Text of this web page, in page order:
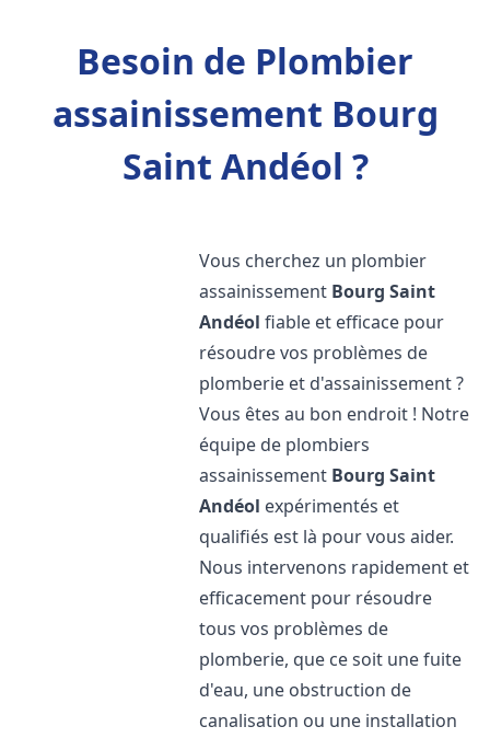
Besoin de Plombier
assainissement Bourg
Saint Andéol ?
Vous cherchez un plombier
assainissement Bourg Saint
Andéol fiable et efficace pour
résoudre vos problèmes de
plomberie et d'assainissement ?
Vous êtes au bon endroit ! Notre
équipe de plombiers
assainissement Bourg Saint
Andéol expérimentés et
qualifiés est là pour vous aider.
Nous intervenons rapidement et
efficacement pour résoudre
tous vos problèmes de
plomberie, que ce soit une fuite
d'eau, une obstruction de
canalisation ou une installation